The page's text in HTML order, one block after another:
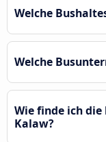
Welche
Welche
Wie finde ich
Kalaw?